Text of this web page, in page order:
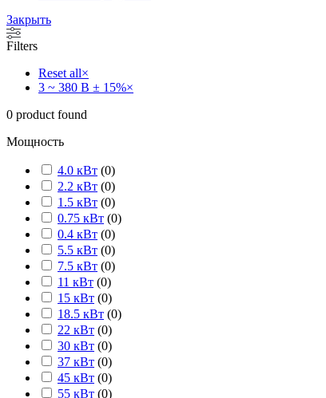
Закрыть
Filters
Reset all×
3 ~ 380 В ± 15%×
0 product found
Мощность
4.0 кВт (0)
2.2 кВт (0)
1.5 кВт (0)
0.75 кВт (0)
0.4 кВт (0)
5.5 кВт (0)
7.5 кВт (0)
11 кВт (0)
15 кВт (0)
18.5 кВт (0)
22 кВт (0)
30 кВт (0)
37 кВт (0)
45 кВт (0)
55 кВт (0)